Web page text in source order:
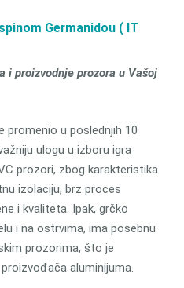
Germanidou ( IT
i proizvodnje prozora u Vašoj
promenio u poslednjih 10
ulogu u izboru igra
prozori, zbog karakteristika
izolaciju, brz proces
i kvaliteta. Ipak, grčko
i na ostrvima, ima posebnu
prozorima, što je
aluminijuma.